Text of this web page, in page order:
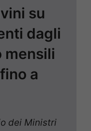
su
dagli
mensili
a
dei Ministri